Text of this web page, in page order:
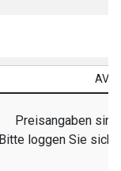
AVP
Preisangaben
Bitte loggen Sie sich